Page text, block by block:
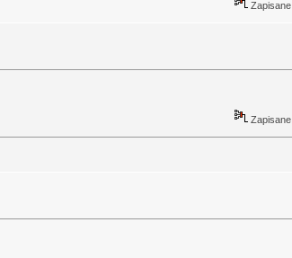
Zapisane
Zapisane